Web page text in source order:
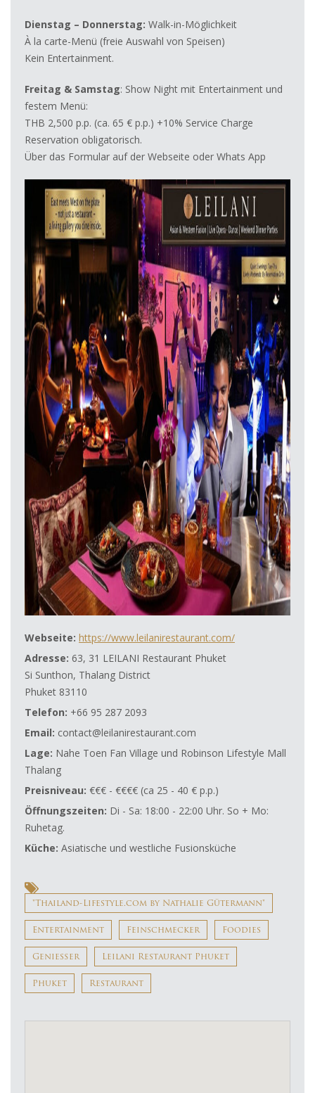
Dienstag – Donnerstag: Walk-in-Möglichkeit
À la carte-Menü (freie Auswahl von Speisen)
Kein Entertainment.
Freitag & Samstag: Show Night mit Entertainment und
festem Menü:
THB 2,500 p.p. (ca. 65 € p.p.) +10% Service Charge
Reservation obligatorisch.
Über das Formular auf der Webseite oder Whats App
Webseite: https://www.leilanirestaurant.com/
Adresse: 63, 31 LEILANI Restaurant Phuket
Si Sunthon, Thalang District
Phuket 83110
Telefon: +66 95 287 2093
Email: contact@leilanirestaurant.com
Lage: Nahe Toen Fan Village und Robinson Lifestyle Mall
Thalang
Preisniveau: €€€ - €€€€ (ca 25 - 40 € p.p.)
Öffnungszeiten: Di - Sa: 18:00 - 22:00 Uhr. So + Mo:
Ruhetag.
Küche: Asiatische und westliche Fusionsküche
"Thailand-Lifestyle.com by Nathalie Gütermann"
Entertainment Feinschmecker Foodies
Genießer Leilani Restaurant Phuket
Phuket Restaurant